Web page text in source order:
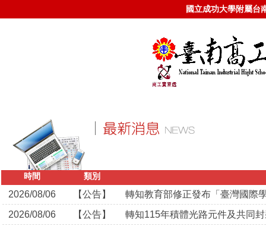
國立成功大學附屬台
時間 類別
2026/08/06
【公告】
2026/08/06
【公告】